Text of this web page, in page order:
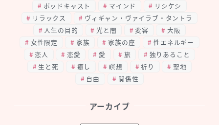
ポッドキャスト
マインド
リシケシ
リラックス
ヴィギャン・ヴァイラブ・タントラ
人生の目的
光と闇 変容
大阪
女性限定
家族 家族の座
性エネルギー
恋人
恋愛 愛 旅
独りあること
生と死
癒し 瞑想 祈り
聖地
自由
関係性
アーカイブ